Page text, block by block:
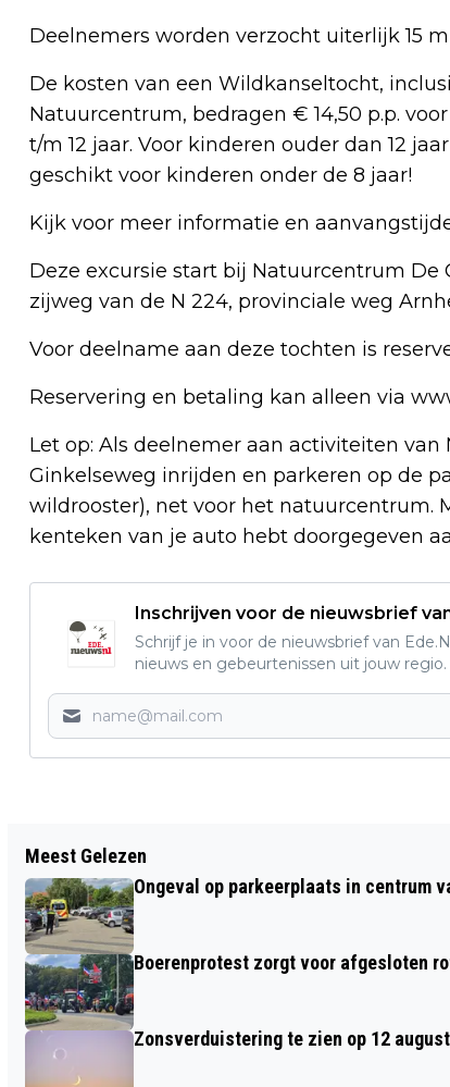
Deelnemers worden verzocht uiterlijk 15
De kosten van een Wildkanseltocht,
Natuurcentrum, bedragen € 14,50 p.p.
t/m 12 jaar. Voor kinderen ouder dan 12
geschikt voor kinderen onder de 8 jaar!
Kijk voor meer informatie en
Deze excursie start bij Natuurcentrum De
zijweg van de N 224, provinciale weg
Voor deelname aan deze tochten is
Reservering en betaling kan alleen via
Let op: Als deelnemer aan activiteiten
Ginkelseweg inrijden en parkeren op de
wildrooster), net voor het natuurcentrum.
kenteken van je auto hebt doorgegeven
Inschrijven voor de nieuwsbrief
Schrijf je in voor de nieuwsbrief van
nieuws en gebeurtenissen uit jouw regio.
BRANDWEER INZET VOOR
BUITENSLUITING OP DE HEIMANSLAAN
IN EDE
Meest Gelezen
Ongeval op parkeerplaats in centrum
Boerenprotest zorgt voor afgesloten
Zonsverduistering te zien op 12